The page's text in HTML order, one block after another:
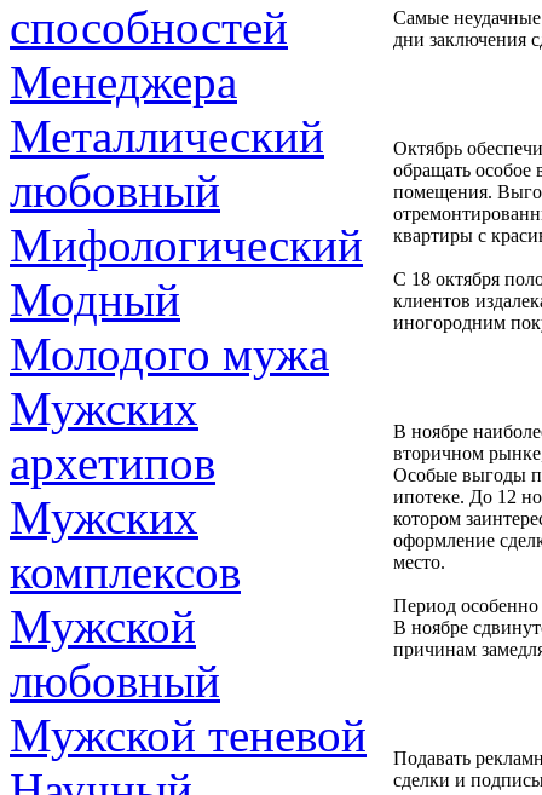
способностей
Менеджера
Металлический
любовный
Мифологический
Модный
Молодого мужа
Мужских
архетипов
Мужских
комплексов
Мужской
любовный
Мужской теневой
Самые
дни заключения
Октябрь
обращать
помещения.
квартиры с
С 18 октября
клиентов
иногородним
В ноябре
вторичном
Особые выгоды
ипотеке. До 12
котором
оформление
место.
Период особенно
В ноябре
причинам
Подавать
сделки и